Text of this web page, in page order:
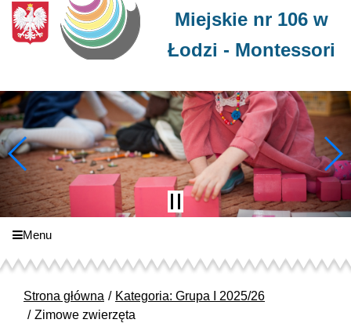
Miejskie nr 106 w
Łodzi - Montessori
Menu
Strona główna
Kategoria: Grupa I 2025/26
Zimowe zwierzęta